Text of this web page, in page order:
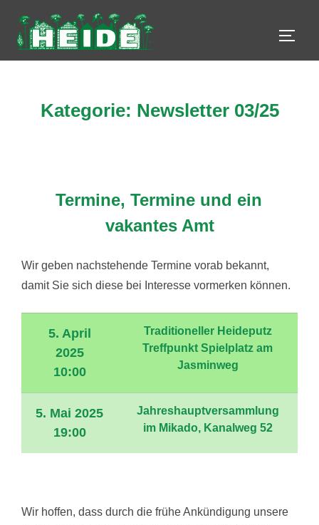
Inhalt
springen
Kategorie: Newsletter 03/25
Termine, Termine und ein
vakantes Amt
Wir geben nachstehende Termine vorab bekannt,
damit Sie sich diese bei Interesse vormerken können.
5. April
2025
10:00
Traditioneller Heideputz
Treffpunkt Spielplatz am
Jasminweg
5. Mai 2025
19:00
Jahreshauptversammlung
im Mikado, Kanalweg 52
Wir hoffen, dass durch die frühe Ankündigung unsere